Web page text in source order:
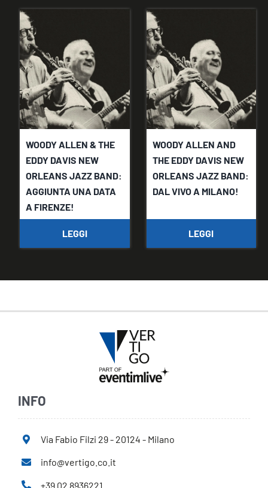
WOODY ALLEN & THE
EDDY DAVIS NEW
ORLEANS JAZZ BAND:
AGGIUNTA UNA DATA
A FIRENZE!
LEGGI
​WOODY ALLEN AND
THE EDDY DAVIS NEW
ORLEANS JAZZ BAND:
DAL VIVO A MILANO!
LEGGI
INFO
Via Fabio Filzi 29 - 20124 - Milano
info@vertigo.co.it
+39 02 8936221